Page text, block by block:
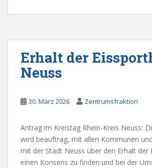
Erhalt der
Neuss
30. März 2026 Zentrumsfraktion
Antrag im Kreistag Rhein-Kreis Neuss:
wird beauftrag, mit allen Kommunen
mit der Stadt Neuss über den Erhalt der
einen Konsens zu finden und bei der